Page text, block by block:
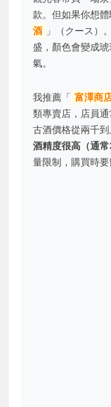
款。但如果你想
酒 」（クース）
盛，顏色會變成
氣。
我推薦「 富澤商
類專賣店，店員
古酒價格從兩千
酒精度很高（通常
量限制，購買時要